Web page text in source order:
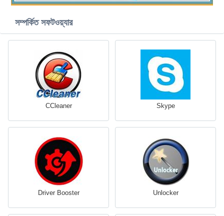
সম্পর্কিত সফটওয়্যার
CCleaner Skype
Driver Booster Unlocker